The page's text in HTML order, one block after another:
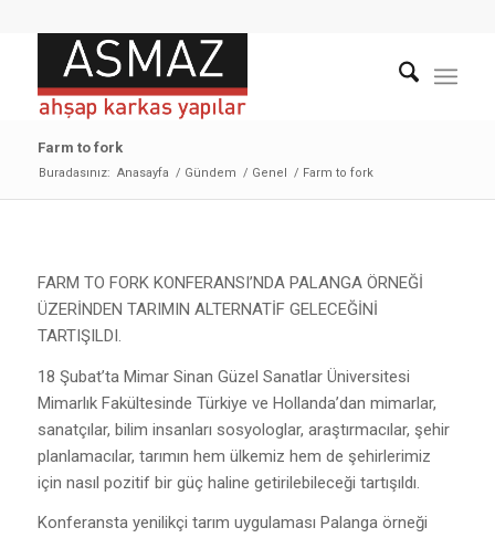
Farm to fork
Buradasınız: Anasayfa / Gündem / Genel / Farm to fork
FARM TO FORK KONFERANSI’NDA PALANGA ÖRNEĞİ
ÜZERİNDEN TARIMIN ALTERNATİF GELECEĞİNİ
TARTIŞILDI.
18 Şubat’ta Mimar Sinan Güzel Sanatlar Üniversitesi
Mimarlık Fakültesinde Türkiye ve Hollanda’dan mimarlar,
sanatçılar, bilim insanları sosyologlar, araştırmacılar, şehir
planlamacılar, tarımın hem ülkemiz hem de şehirlerimiz
için nasıl pozitif bir güç haline getirilebileceği tartışıldı.
Konferansta yenilikçi tarım uygulaması Palanga örneği